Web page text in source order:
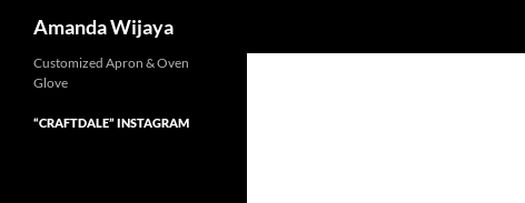
Amanda Wijaya
Customized Apron & Oven
Glove
“CRAFTDALE” INSTAGRAM